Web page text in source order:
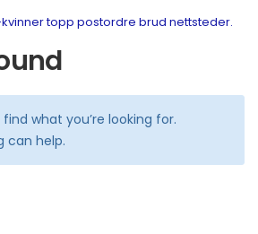
topp postordre brud nettsteder.
what you’re looking for.
can help.